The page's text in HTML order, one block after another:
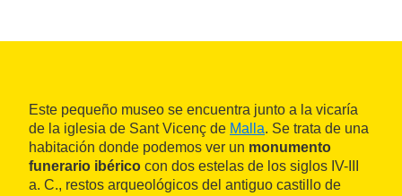
Este pequeño museo se encuentra junto a la vicaría
de la iglesia de Sant Vicenç de Malla. Se trata de una
habitación donde podemos ver un monumento
funerario ibérico con dos estelas de los siglos IV-III
a. C., restos arqueológicos del antiguo castillo de